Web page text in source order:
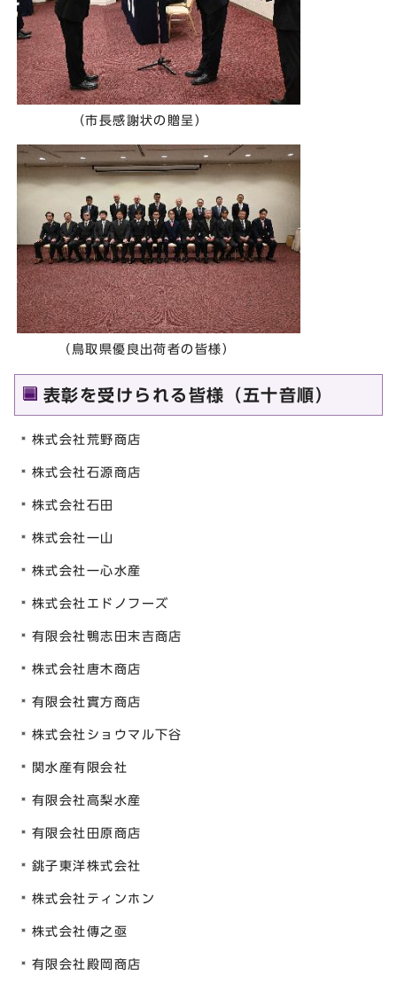
（市長感謝状の贈呈）
（鳥取県優良出荷者の皆様）
表彰を受けられる皆様（五十音順）
株式会社荒野商店
株式会社石源商店
株式会社石田
株式会社一山
株式会社一心水産
株式会社エドノフーズ
有限会社鴨志田末吉商店
株式会社唐木商店
有限会社實方商店
株式会社ショウマル下谷
関水産有限会社
有限会社高梨水産
有限会社田原商店
銚子東洋株式会社
株式会社ティンホン
株式会社傳之亟
有限会社殿岡商店